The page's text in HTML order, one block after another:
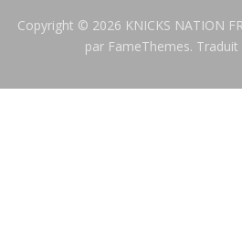
Copyright © 2026 KNICKS NATION
par FameThemes. Traduit